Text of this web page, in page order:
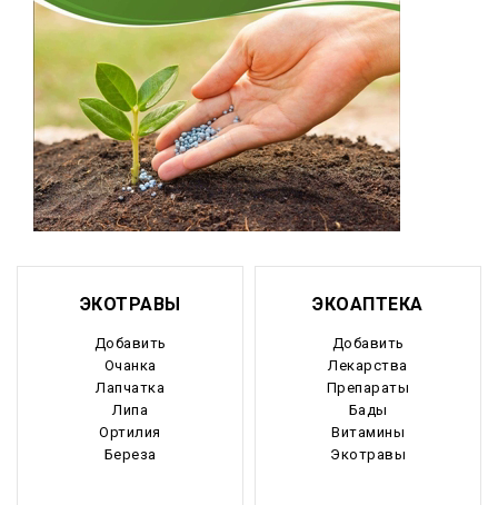
ЭКОТРАВЫ
Добавить
Очанка
Лапчатка
Липа
Ортилия
Береза
ЭКОАПТЕКА
Добавить
Лекарства
Препараты
Бады
Витамины
Экотравы